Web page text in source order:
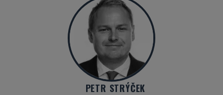
PETR STRÝČEK